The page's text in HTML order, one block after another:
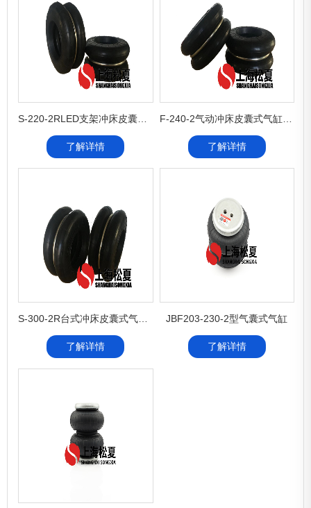
了解详情
F-240-2气动冲床皮囊式气缸ZF-240-2精密打孔机用皮囊式气缸
了解详情
S-300-2R台式冲床皮囊式气缸ZF-300-2高速冲床皮囊式气缸
了解详情
JBF203-230-2型气囊式气缸
了解详情